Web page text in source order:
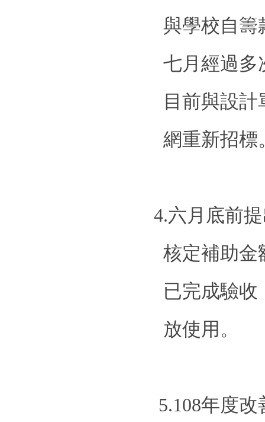
與學校自籌
七月經過多
目前與設
網重新招標
4.六月底前
核定補助金
已完成驗
放使用。
5.108年度改